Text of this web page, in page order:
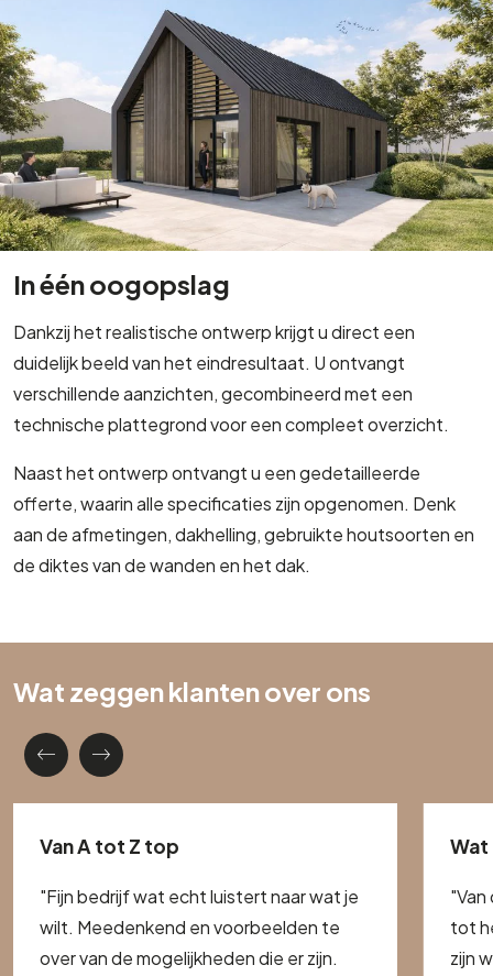
In één oogopslag
Dankzij het realistische ontwerp krijgt u direct een
duidelijk beeld van het eindresultaat. U ontvangt
verschillende aanzichten, gecombineerd met een
technische plattegrond voor een compleet overzicht.
Naast het ontwerp ontvangt u een gedetailleerde
offerte, waarin alle specificaties zijn opgenomen. Denk
aan de afmetingen, dakhelling, gebruikte houtsoorten en
de diktes van de wanden en het dak.
Wat zeggen klanten over ons
Van A tot Z top
"Fijn bedrijf wat echt luistert naar wat je
wilt. Meedenkend en voorbeelden te
over van de mogelijkheden die er zijn.
tot
zijn